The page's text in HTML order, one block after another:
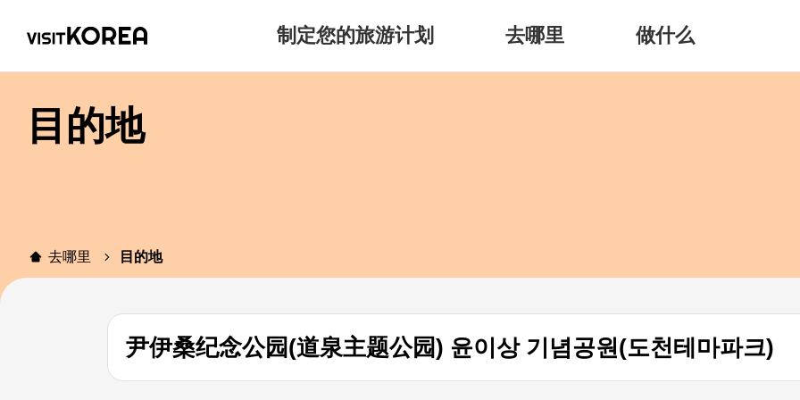
制定您的旅游计划 去哪里 做什么
目的地
去哪里 目的地
尹伊桑纪念公园(道泉主题公园) 윤이상 기념공원(도천테마파크)